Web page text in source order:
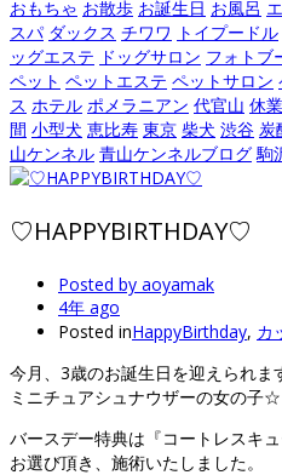
おもちゃ お散歩 お誕生日 お風呂
スパ ダックス チワワ トイプードル
ッグエステ ドッグサロン フォトブ
ペット ペットエステ ペットサロン
ス ホテル ポメラニアン 代官山 休業
間 小型犬 恵比寿 東京 柴犬 渋谷 炭
山ケンネル 青山ケンネルブログ 駒
♡HAPPYBIRTHDAY♡
Posted by aoyamak
4年 ago
Posted inHappyBirthday, カ
今月、3歳のお誕生日を迎えられま
ミニチュアシュナウザーの女の子☆
バースデー特典は『コートレスキ
お選び頂き、施術いたしました。